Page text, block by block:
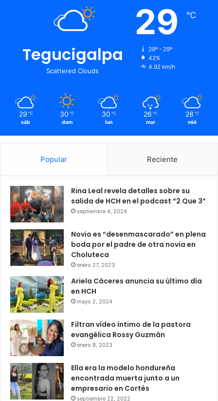
Tegucigalpa
Scattered Clouds
29 ℃
29º - 29º
42%
4.92 km/h
29 ℃
sáb
30 ℃
dom
30 ℃
lun
26 ℃
mar
28 ℃
mié
Popular Reciente
Rina Leal revela detalles sobre su
salida de HCH en el podcast “2 Que 3”
septiembre 4, 2024
Novio es “desenmascarado” en plena
boda por el padre de otra novia en
Choluteca
enero 27, 2023
Ariela Cáceres anuncia su último día
en HCH
mayo 2, 2024
Filtran vídeo íntimo de la pastora
evangélica Rossy Guzmán
enero 8, 2023
Ella era la modelo hondureña
encontrada muerta junto a un
empresario en Cortés
septiembre 22, 2022